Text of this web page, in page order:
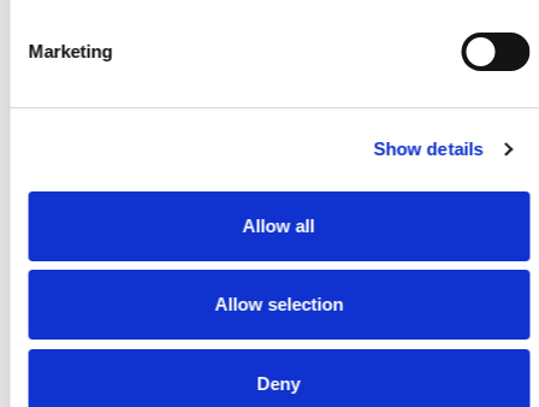
Marketing
Show details
Allow all
Allow selection
Deny
KR49,95
Materialer til nybygning, ombygning og tilbygning
Gejlhavegård 13 b - 6000 Kolding